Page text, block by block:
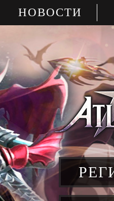
НОВОСТИ